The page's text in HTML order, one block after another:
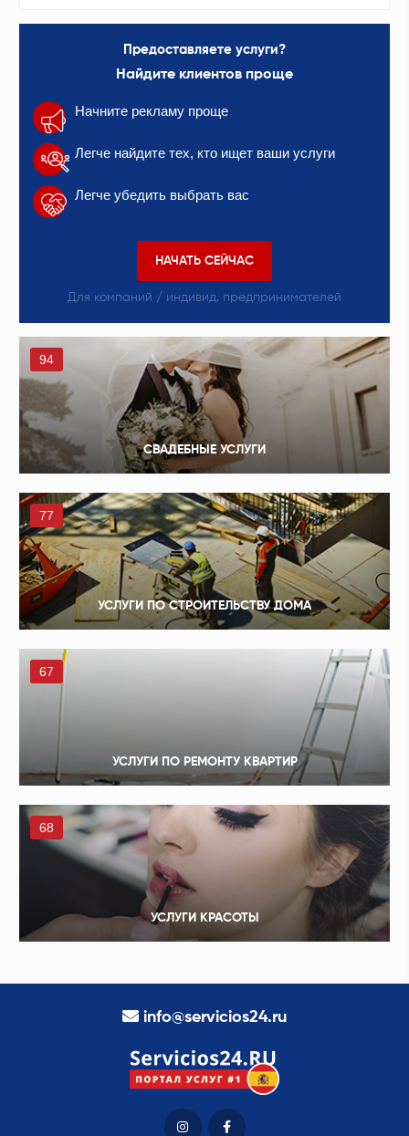
Предоставляете услуги?
Найдите клиентов проще
Начните рекламу проще
Легче найдите тех, кто ищет ваши услуги
Легче убедить выбрать вас
НАЧАТЬ СЕЙЧАС
Для компаний / индивид. предпринимателей
94
СВАДЕБНЫЕ УСЛУГИ
77
УСЛУГИ ПО СТРОИТЕЛЬСТВУ ДОМА
67
УСЛУГИ ПО РЕМОНТУ КВАРТИР
68
УСЛУГИ КРАСОТЫ
info@servicios24.ru